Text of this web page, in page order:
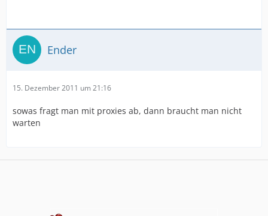
Ender
15. Dezember 2011 um 21:16
sowas fragt man mit proxies ab, dann braucht man nicht
warten